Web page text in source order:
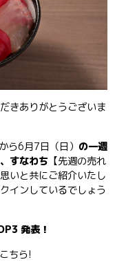
きありがとうございま
6月7日（日） の一週
すなわち 【先週の売れ
いと共にご紹介いたし
インしているでしょう
発表！
ちら!